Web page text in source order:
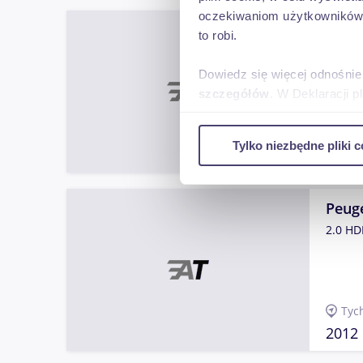
oczekiwaniom
to robi.
Dowiedz się więcej
szczegółów . W Deklaracji
ruch w naszej witrynie.
Tylko niezbędne pliki
2018
2.0
2012